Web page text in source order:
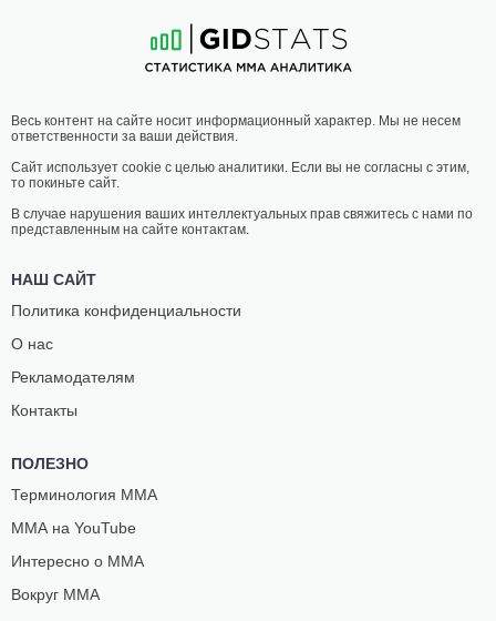
Весь контент на сайте носит информационный характер. Мы не несем
ответственности за ваши действия.
Сайт использует cookie с целью аналитики. Если вы не согласны с этим,
то покиньте сайт.
В случае нарушения ваших интеллектуальных прав свяжитесь с нами по
представленным на сайте контактам.
НАШ САЙТ
Политика конфиденциальности
О нас
Рекламодателям
Контакты
ПОЛЕЗНО
Терминология ММА
ММА на YouTube
Интересно о ММА
Вокруг ММА